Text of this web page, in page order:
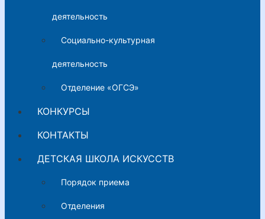
деятельность
Социально-культурная
деятельность
Отделение «ОГСЭ»
КОНКУРСЫ
КОНТАКТЫ
ДЕТСКАЯ ШКОЛА ИСКУССТВ
Порядок приема
Отделения